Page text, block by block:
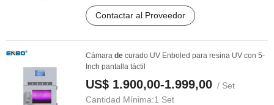
Contactar al Proveedor
Cámara de curado UV Enboled para resina UV con 5-
Inch pantalla táctil
US$ 1.900,00-1.999,00 / Set
Cantidad Mínima:1 Set